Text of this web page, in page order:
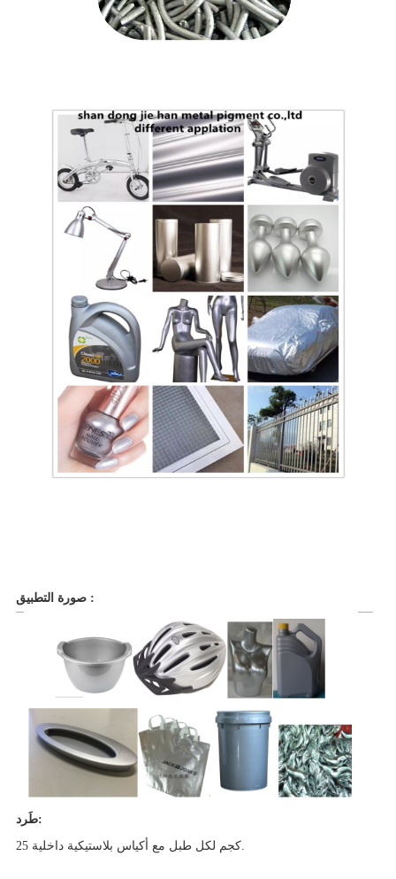
صورة التطبيق :
طَرد:
25 كجم لكل طبل مع أكياس بلاستيكية داخلية.